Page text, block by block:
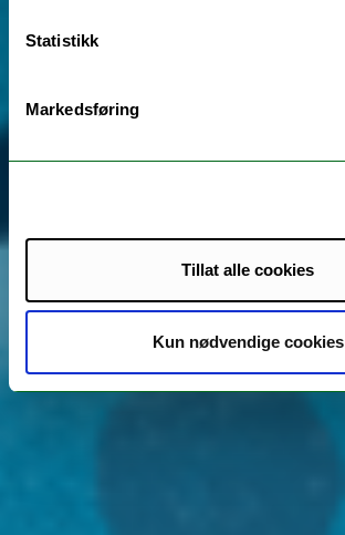
Statistikk
Markedsføring
Tillat alle cookies
Kun nødvendige cookies